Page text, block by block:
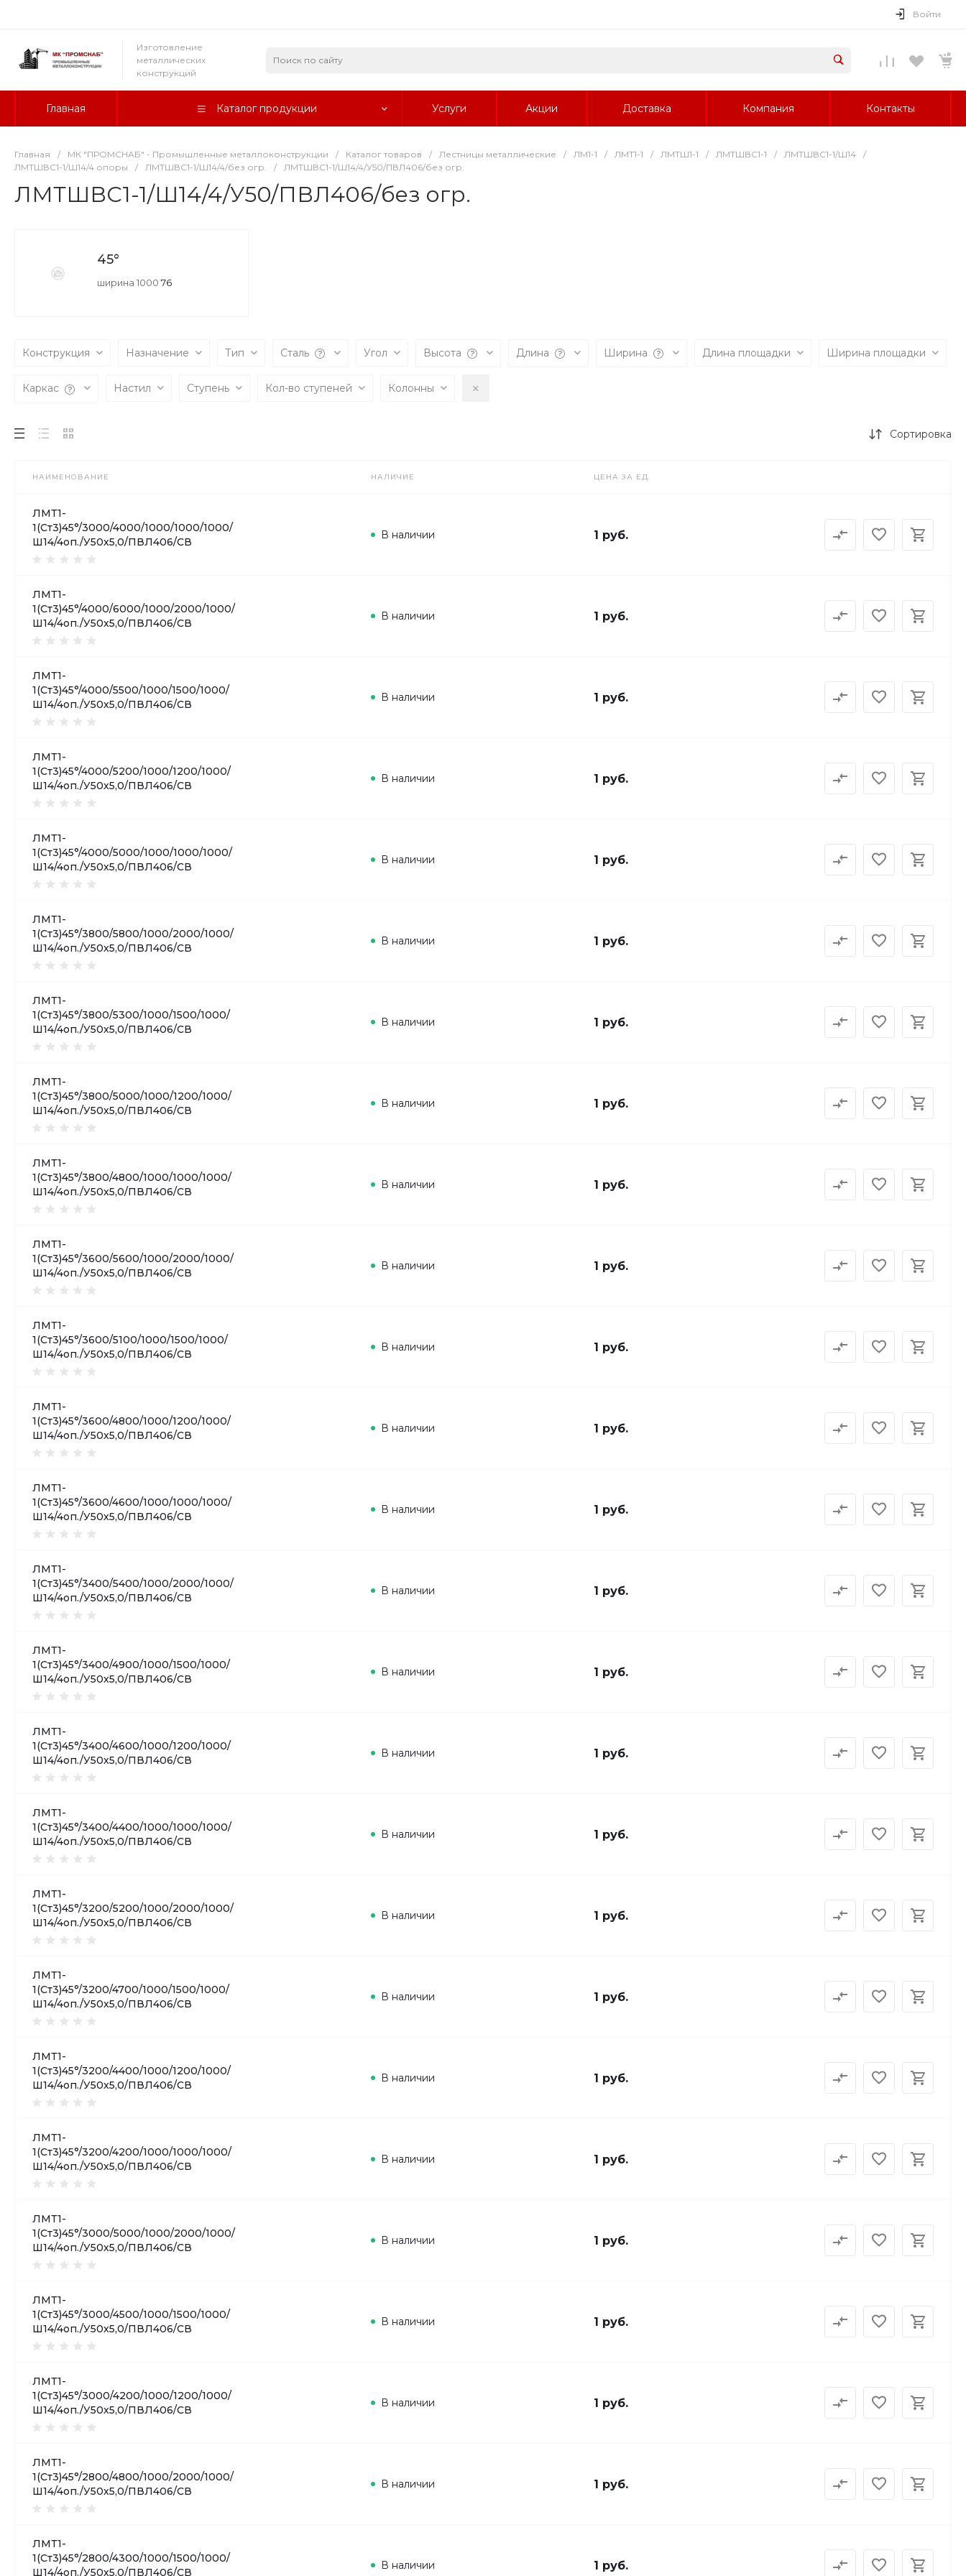
Войти
Изготовление
металлических
конструкций
Главная Каталог продукции Услуги Акции Доставка Компания Контакты
Главная / МК "ПРОМСНАБ" - Промышленные металлоконструкции / Каталог товаров / Лестницы металлические / ЛМ1-1 / ЛМТ1-1 / ЛМТШ1-1 / ЛМТШВС1-1 / ЛМТШВС1-1/Ш14
/
ЛМТШВС1-1/Ш14/4 опоры
/ ЛМТШВС1-1/Ш14/4/без огр. / ЛМТШВС1-1/Ш14/4/У50/ПВЛ406/без огр.
ЛМТШВС1-1/Ш14/4/У50/ПВЛ406/без огр.
45°
ширина 1000 76
Конструкция Назначение Тип Сталь Угол Высота Длина Ширина Длина площадки Ширина площадки
Каркас Настил Ступень Кол-во ступеней Колонны
Сортировка
НАИМЕНОВАНИЕ НАЛИЧИЕ ЦЕНА ЗА ЕД.
ЛМТ1-
1(Ст3)45°/3000/4000/1000/1000/1000/
Ш14/4оп./У50х5,0/ПВЛ406/СВ
В наличии 1 руб.
ЛМТ1-
1(Ст3)45°/4000/6000/1000/2000/1000/
Ш14/4оп./У50х5,0/ПВЛ406/СВ
В наличии 1 руб.
ЛМТ1-
1(Ст3)45°/4000/5500/1000/1500/1000/
Ш14/4оп./У50х5,0/ПВЛ406/СВ
В наличии 1 руб.
ЛМТ1-
1(Ст3)45°/4000/5200/1000/1200/1000/
Ш14/4оп./У50х5,0/ПВЛ406/СВ
В наличии 1 руб.
ЛМТ1-
1(Ст3)45°/4000/5000/1000/1000/1000/
Ш14/4оп./У50х5,0/ПВЛ406/СВ
В наличии 1 руб.
ЛМТ1-
1(Ст3)45°/3800/5800/1000/2000/1000/
Ш14/4оп./У50х5,0/ПВЛ406/СВ
В наличии 1 руб.
ЛМТ1-
1(Ст3)45°/3800/5300/1000/1500/1000/
Ш14/4оп./У50х5,0/ПВЛ406/СВ
В наличии 1 руб.
ЛМТ1-
1(Ст3)45°/3800/5000/1000/1200/1000/
Ш14/4оп./У50х5,0/ПВЛ406/СВ
В наличии 1 руб.
ЛМТ1-
1(Ст3)45°/3800/4800/1000/1000/1000/
Ш14/4оп./У50х5,0/ПВЛ406/СВ
В наличии 1 руб.
ЛМТ1-
1(Ст3)45°/3600/5600/1000/2000/1000/
Ш14/4оп./У50х5,0/ПВЛ406/СВ
В наличии 1 руб.
ЛМТ1-
1(Ст3)45°/3600/5100/1000/1500/1000/
Ш14/4оп./У50х5,0/ПВЛ406/СВ
В наличии 1 руб.
ЛМТ1-
1(Ст3)45°/3600/4800/1000/1200/1000/
Ш14/4оп./У50х5,0/ПВЛ406/СВ
В наличии 1 руб.
ЛМТ1-
1(Ст3)45°/3600/4600/1000/1000/1000/
Ш14/4оп./У50х5,0/ПВЛ406/СВ
В наличии 1 руб.
ЛМТ1-
1(Ст3)45°/3400/5400/1000/2000/1000/
Ш14/4оп./У50х5,0/ПВЛ406/СВ
В наличии 1 руб.
ЛМТ1-
1(Ст3)45°/3400/4900/1000/1500/1000/
Ш14/4оп./У50х5,0/ПВЛ406/СВ
В наличии 1 руб.
ЛМТ1-
1(Ст3)45°/3400/4600/1000/1200/1000/
Ш14/4оп./У50х5,0/ПВЛ406/СВ
В наличии 1 руб.
ЛМТ1-
1(Ст3)45°/3400/4400/1000/1000/1000/
Ш14/4оп./У50х5,0/ПВЛ406/СВ
В наличии 1 руб.
ЛМТ1-
1(Ст3)45°/3200/5200/1000/2000/1000/
Ш14/4оп./У50х5,0/ПВЛ406/СВ
В наличии 1 руб.
ЛМТ1-
1(Ст3)45°/3200/4700/1000/1500/1000/
Ш14/4оп./У50х5,0/ПВЛ406/СВ
В наличии 1 руб.
ЛМТ1-
1(Ст3)45°/3200/4400/1000/1200/1000/
Ш14/4оп./У50х5,0/ПВЛ406/СВ
В наличии 1 руб.
ЛМТ1-
1(Ст3)45°/3200/4200/1000/1000/1000/
Ш14/4оп./У50х5,0/ПВЛ406/СВ
В наличии 1 руб.
ЛМТ1-
1(Ст3)45°/3000/5000/1000/2000/1000/
Ш14/4оп./У50х5,0/ПВЛ406/СВ
В наличии 1 руб.
ЛМТ1-
1(Ст3)45°/3000/4500/1000/1500/1000/
Ш14/4оп./У50х5,0/ПВЛ406/СВ
В наличии 1 руб.
ЛМТ1-
1(Ст3)45°/3000/4200/1000/1200/1000/
Ш14/4оп./У50х5,0/ПВЛ406/СВ
В наличии 1 руб.
ЛМТ1-
1(Ст3)45°/2800/4800/1000/2000/1000/
Ш14/4оп./У50х5,0/ПВЛ406/СВ
В наличии 1 руб.
ЛМТ1-
1(Ст3)45°/2800/4300/1000/1500/1000/
Ш14/4оп./У50х5,0/ПВЛ406/СВ
В наличии 1 руб.